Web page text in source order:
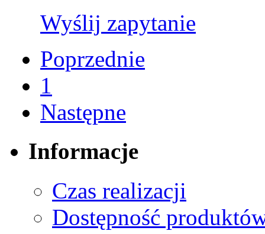
Wyślij zapytanie
Poprzednie
1
Następne
Informacje
Czas realizacji
Dostępność